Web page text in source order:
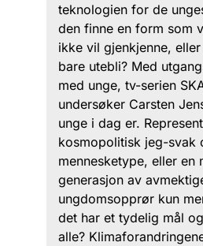
teknologien for de
den finne en form som
ikke vil gjenkjenne,
bare utebli? Med
med unge, tv-serien
undersøker Carsten
unge i dag er.
kosmopolitisk jeg-svak
mennesketype, eller en
generasjon av
ungdomsopprør kun
det har et tydelig mål
alle?